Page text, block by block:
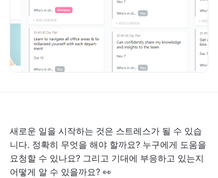
새로운 일을 시작하는 것은 스트레스가 될 수 있습
니다. 정확히 무엇을 해야 할까요? 누구에게 도움을
요청할 수 있나요? 그리고 기대에 부응하고 있는지
어떻게 알 수 있을까요? 👀